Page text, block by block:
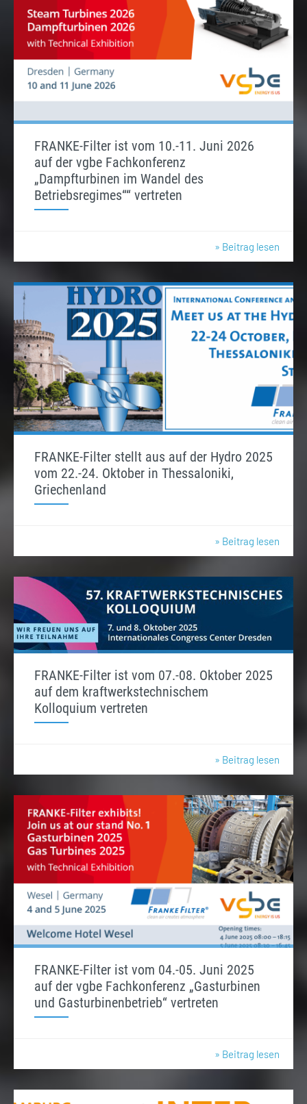
FRANKE-Filter ist vom 10.-11. Juni 2026
auf der vgbe Fachkonferenz
„Dampfturbinen im Wandel des
Betriebsregimes““ vertreten
» Beitrag lesen
FRANKE-Filter stellt aus auf der Hydro 2025
vom 22.-24. Oktober in Thessaloniki,
Griechenland
» Beitrag lesen
FRANKE-Filter ist vom 07.-08. Oktober 2025
auf dem kraftwerkstechnischem
Kolloquium vertreten
» Beitrag lesen
FRANKE-Filter ist vom 04.-05. Juni 2025
auf der vgbe Fachkonferenz „Gasturbinen
und Gasturbinenbetrieb“ vertreten
» Beitrag lesen